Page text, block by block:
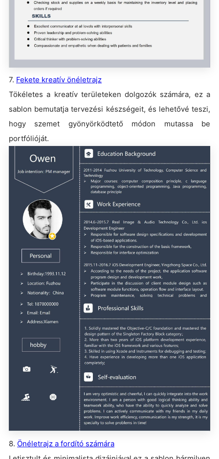
7. Fekete kreatív önéletrajz
Tökéletes a kreatív területeken dolgozók számára, ez a
sablon bemutatja tervezési készségeit, és lehetővé teszi,
hogy szemet gyönyörködtető módon mutassa be
portfólióját.
8. Önéletrajz a fordító számára